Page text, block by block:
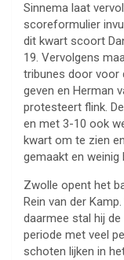
Sinnema laat
scoreformulier
dit kwart scoort
19. Vervolgens
tribunes door voor
geven en Herman
protesteert flink.
en met 3-10 ook
kwart om te zien
gemaakt en weinig
Zwolle opent het
Rein van der
daarmee stal hij
periode met veel
schoten lijken in